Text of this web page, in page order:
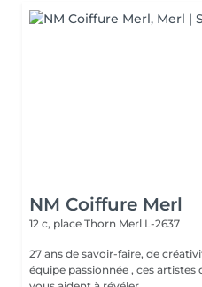
NM Coiffure Merl
12 c, place Thorn Merl L-2637
27 ans de savoir-faire, de créativité
équipe passionnée , ces artistes du cheveux et de la beauté,